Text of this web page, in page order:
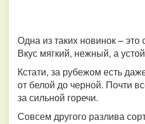
Одна из таких новинок – это
Вкус мягкий, нежный, а
Кстати, за рубежом есть
от белой до черной. Почти
за сильной горечи.
Совсем другого разлива